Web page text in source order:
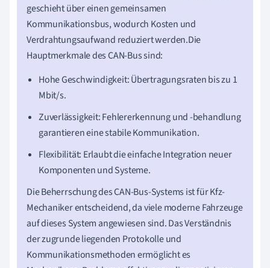
geschieht über einen gemeinsamen
Kommunikationsbus, wodurch Kosten und
Verdrahtungsaufwand reduziert werden.Die
Hauptmerkmale des CAN-Bus sind:
Hohe Geschwindigkeit: Übertragungsraten bis zu 1
Mbit/s.
Zuverlässigkeit: Fehlererkennung und -behandlung
garantieren eine stabile Kommunikation.
Flexibilität: Erlaubt die einfache Integration neuer
Komponenten und Systeme.
Die Beherrschung des CAN-Bus-Systems ist für Kfz-
Mechaniker entscheidend, da viele moderne Fahrzeuge
auf dieses System angewiesen sind. Das Verständnis
der zugrunde liegenden Protokolle und
Kommunikationsmethoden ermöglicht es